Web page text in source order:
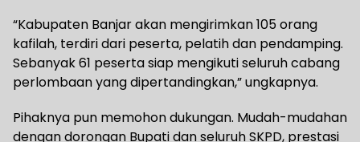
“Kabupaten Banjar akan mengirimkan 105 orang
kafilah, terdiri dari peserta, pelatih dan pendamping.
Sebanyak 61 peserta siap mengikuti seluruh cabang
perlombaan yang dipertandingkan,” ungkapnya.
Pihaknya pun memohon dukungan. Mudah-mudahan
dengan dorongan Bupati dan seluruh SKPD, prestasi